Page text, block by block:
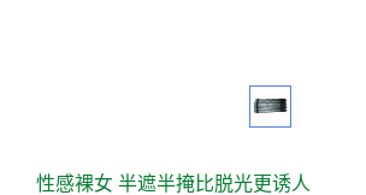
性感裸女 半遮半掩比脱光更诱人